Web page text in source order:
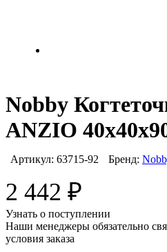
Nobby
ANZIO
Артикул: 63715-92 Бренд:
2 442 ₽
Узнать о поступлении
Наши менеджеры обязательно
условия заказа